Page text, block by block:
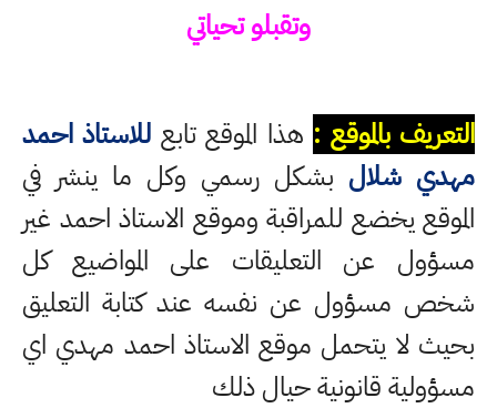
وتقبلو تحياتي
التعريف بالموقع : هذا الموقع تابع للاستاذ احمد
مهدي شلال بشكل رسمي وكل ما ينشر في
الموقع يخضع للمراقبة وموقع الاستاذ احمد غير
مسؤول عن التعليقات على المواضيع كل
شخص مسؤول عن نفسه عند كتابة التعليق
بحيث لا يتحمل موقع الاستاذ احمد مهدي اي
مسؤولية قانونية حيال ذلك